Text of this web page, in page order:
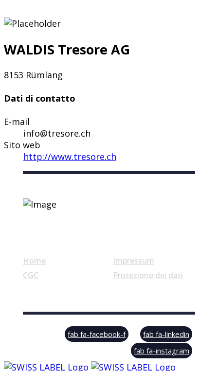
WALDIS Tresore AG
8153 Rümlang
Dati di contatto
E-mail
info@tresore.ch
Sito web
http://www.tresore.ch
Home
CGC
Impressum
Protezione dei dati
© Swiss Label, All rights reserved
fab fa-facebook-f
fab fa-linkedin
fab fa-instagram